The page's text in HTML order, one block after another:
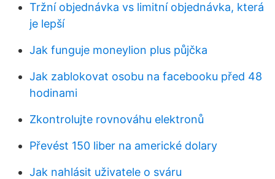
Tržní objednávka vs limitní objednávka, která
je lepší
Jak funguje moneylion plus půjčka
Jak zablokovat osobu na facebooku před 48
hodinami
Zkontrolujte rovnováhu elektronů
Převést 150 liber na americké dolary
Jak nahlásit uživatele o sváru